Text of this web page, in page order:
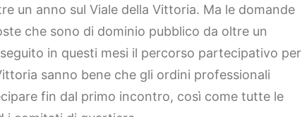
un anno sul Viale della Vittoria. Ma le domande
che sono di dominio pubblico da oltre un
in questi mesi il percorso partecipativo per
sanno bene che gli ordini professionali
fin dal primo incontro, così come tutte le